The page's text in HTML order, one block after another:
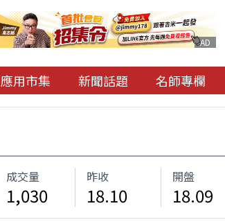
AD
應用市集 新聞話題 名師專欄
成交量
1,030
昨收
18.10
開盤
18.09